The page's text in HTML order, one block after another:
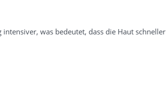
was bedeutet, dass die Haut schneller